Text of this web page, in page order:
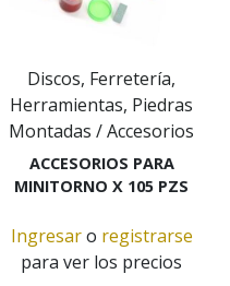
Discos, Ferretería,
Herramientas, Piedras
Montadas / Accesorios
ACCESORIOS PARA
MINITORNO X 105 PZS
Ingresaro registrarse
para ver los precios